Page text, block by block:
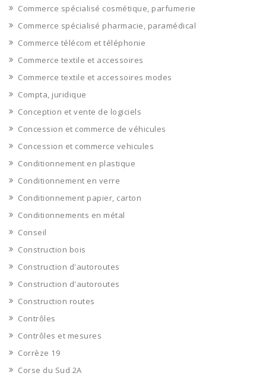
Commerce spécialisé cosmétique, parfumerie
Commerce spécialisé pharmacie, paramédical
Commerce télécom et téléphonie
Commerce textile et accessoires
Commerce textile et accessoires modes
Compta, juridique
Conception et vente de logiciels
Concession et commerce de véhicules
Concession et commerce vehicules
Conditionnement en plastique
Conditionnement en verre
Conditionnement papier, carton
Conditionnements en métal
Conseil
Construction bois
Construction d'autoroutes
Construction d'autoroutes
Construction routes
Contrôles
Contrôles et mesures
Corrèze 19
Corse du Sud 2A